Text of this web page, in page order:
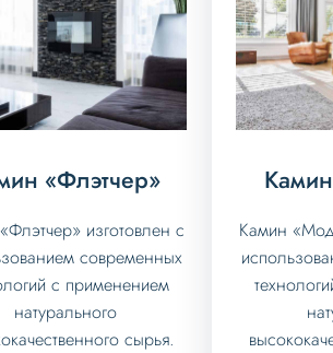
«Флэтчер»
изготовлен с
современных
с применением
натурального
сырья.
Камин